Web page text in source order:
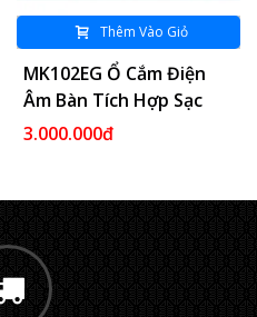
Thêm Vào Giỏ
MK102EG Ổ Cắm Điện
Âm Bàn Tích Hợp Sạc
Không Dây 15W - 04
3.000.000đ